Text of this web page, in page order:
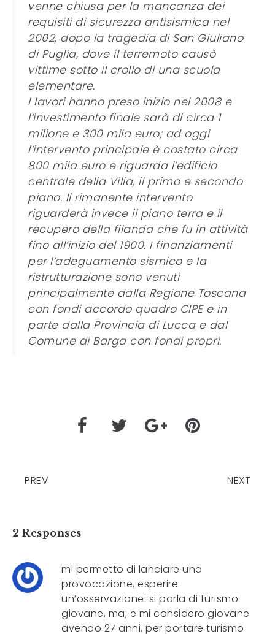
venne chiusa per la mancanza dei
requisiti di sicurezza antisismica nel
2002, dopo la tragedia di San Giuliano
di Puglia, dove il terremoto causò
vittime sotto il crollo di una scuola
elementare.
I lavori hanno preso inizio nel 2008 e
l’investimento finale sarà di circa 1
milione e 300 mila euro; ad oggi
l’intervento principale è costato circa
800 mila euro e riguarda l’edificio
centrale della Villa, il primo e secondo
piano. Il rimanente intervento
riguarderà invece il piano terra e il
recupero della filanda che fu in attività
fino all’inizio del 1900. I finanziamenti
per l’adeguamento sismico e la
ristrutturazione sono venuti
principalmente dalla Regione Toscana
con fondi accordo quadro CIPE e in
parte dalla Provincia di Lucca e dal
Comune di Barga con fondi propri.
PREV NEXT
2 Responses
mi permetto di lanciare una
provocazione, esperire
un’osservazione: si parla di turismo
giovane, ma, e mi considero giovane
avendo 27 anni, per portare turismo